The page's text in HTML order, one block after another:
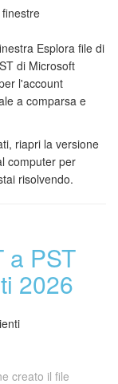
Esplora file di
di Microsoft
l'account
a comparsa e
riapri la versione
computer per
risolvendo.
a PST
2026
creato il file